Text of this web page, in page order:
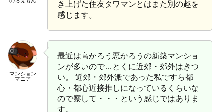
き上げた住友タワマンとはまた別の趣を
感じます。
マンション
マニア
最近は高かろう悪かろうの新築マンショ
ンが多いので…とくに近郊・郊外はきつ
い。 近郊・郊外派であった私ですら都
心・都心近接推しになっているくらいな
ので察して・・・という感じではありま
す。